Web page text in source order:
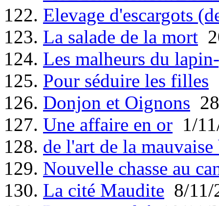
122. Elevage d'escargots
123. La salade de la mort
124. Les malheurs du
125. Pour séduire les filles
126. Donjon et Oignons
127. Une affaire en or 1/
128. de l'art de la
129. Nouvelle chasse au
130. La cité Maudite 8/11/